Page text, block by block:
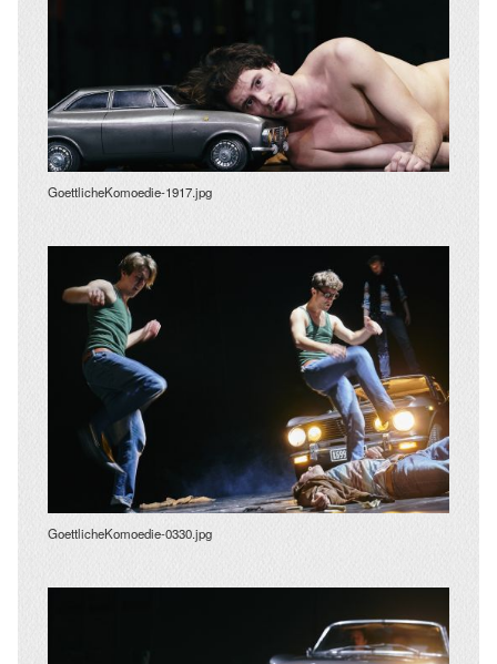
GoettlicheKomoedie-1917.jpg
GoettlicheKomoedie-0330.jpg